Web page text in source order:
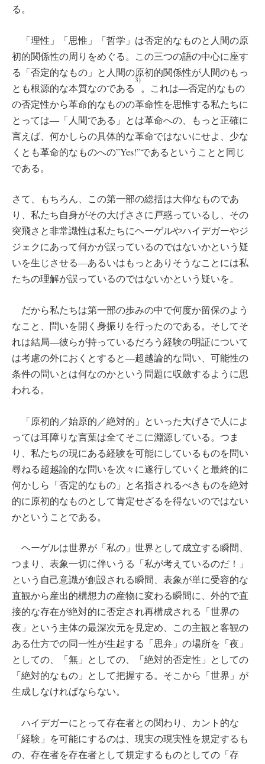
る。
「理性」「思惟」「哲学」は否定的なものと人間の原
初的関係性の周りをめぐる。この三つの語の中心に座す
る「否定的なもの」と人間の原初的関係性が人間のもっ
とも根源的な本質なのである
3)
。これは―否定的なもの
の否定性から革命的なものの革命性を思惟する私たちに
とっては―「人間である」とは革命への、もっと正確に
言えば、何かしらの具体的な革命ではないにせよ、少な
くとも革命的なものへの”Yes!”であるということと同じ
である。
さて、もちろん、この第一部の総括は大仰なものであ
り、私たち自身がその大げささに戸惑っているし、その
突飛さと非常識性は私たちにヘーゲルやハイデガーやジ
ジェクにあって何かが誤っているのではないかという疑
いを生じさせる―あるいはもっとありそうなことには私
たちの理解が誤っているのではないかという疑いを。
だから私たちは第一部の歩みの中で何度か留保のよう
なこと、問いを開く身振りを行ったのである。そしてそ
れは結局―彼らが持っているだろう経験の明証について
は考慮の外におくとすると―超越論的な問い、可能性の
条件の問いとは何なのかという問題に収斂するように思
われる。
「原初的／始原的／絶対的」といった大げさで人によ
っては耳障りな言葉は全てそこに淵源している。つま
り、私たちの現にある経験を可能にしているものを問い
尋ねる超越論的な問いを次々に遂行していくと最終的に
何かしら「否定的なもの」と名指されるべきものを絶対
的に原初的なものとして肯定せざるを得ないのではない
かということである。
ヘーゲルは世界が「私の」世界として成立する瞬間、
つまり、表象一切に伴いうる「私が考えているのだ！」
という自己意識が創設される瞬間、表象が単に受容的な
直観から産出的構想力の産物に変わる瞬間に、外的で直
接的な存在が絶対的に否定され再構成される「世界の
夜」という主体の最深次元を見定め、この主観と客観の
ある仕方での同一性が生起する「思弁」の場所を「夜」
としての、「無」としての、「絶対的否定性」としての
「絶対的なもの」として把握する。そこから「世界」が
生成しなければならない。
ハイデガーにとって存在者との関わり、カント的な
「経験」を可能にするのは、現実の現実性を規定するも
の、存在者を存在者として規定するものとしての「存